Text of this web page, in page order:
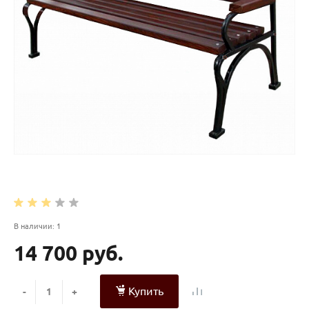
В наличии: 1
14 700 руб.
- + Купить